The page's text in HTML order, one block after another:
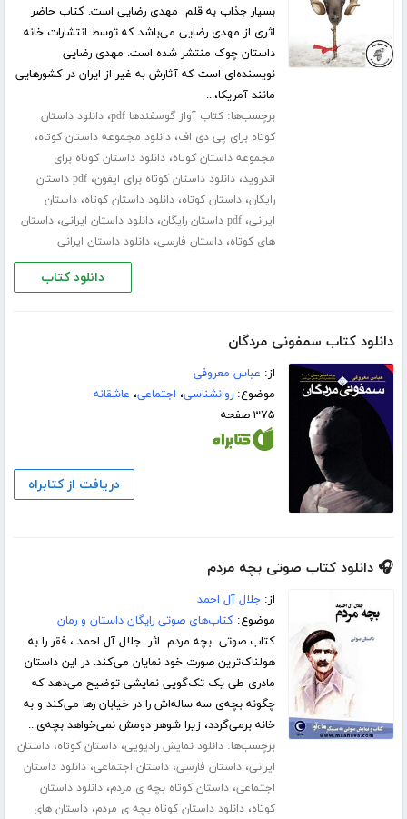
بسیار جذاب به قلم مهدی رضایی است. کتاب حاضر
اثری از مهدی رضایی می‌باشد که توسط انتشارات خانه
داستان چوک منتشر شده است. مهدی رضایی
نویسنده‌ای است که آثارش به غیر از ایران در کشورهایی
مانند آمریکا،...
برچسب‌ها:کتاب آواز گوسفندها pdf ،دانلود داستان
کوتاه برای پی دی اف،دانلود مجموعه داستان کوتاه،
مجموعه داستان کوتاه،دانلود داستان کوتاه برای
اندروید،دانلود داستان کوتاه برای ایفون،
pdf داستان
رایگان،داستان کوتاه،دانلود داستان کوتاه،داستان
ایرانی،pdf داستان رایگان ،دانلود داستان ایرانی،داستان
های کوتاه،داستان فارسی،دانلود داستان ایرانی
دانلود کتاب
دانلود کتاب سمفونی مردگان
از: عباس معروفی
موضوع:روانشناسی، اجتماعی، عاشقانه
۳۷۵ صفحه
دریافت از کتابراه
🎧 دانلود کتاب صوتی بچه مردم
از:جلال آل احمد
موضوع:کتاب‌های صوتی رایگان داستان و رمان
کتاب صوتی بچه مردم اثر جلال آل احمد ، فقر را به
هولناک‌ترین صورت خود نمایان می‌کند. در این داستان
مادری طی یک تک‌گویی نمایشی توضیح می‌دهد که
چگونه بچه‌ی سه ساله‌اش را در خیابان رها می‌کند و به
خانه برمی‌گردد، زیرا شوهر دومش نمی‌خواهد بچه‌ی...
برچسب‌ها:دانلود نمایش رادیویی،داستان کوتاه،داستان
ایرانی،داستان فارسی،داستان اجتماعی،دانلود داستان
اجتماعی،داستان کوتاه بچه ی مردم،دانلود داستان
کوتاه،دانلود داستان کوتاه بچه ی مردم،داستان های